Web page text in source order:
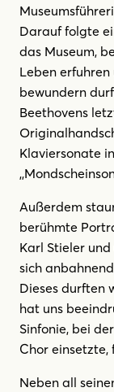
Darauf folgte
das Museum,
Leben
bewundern
Beethovens
Klaviersonate
Außerdem
berühmte
Karl Stieler
sich
Dieses durften
hat uns
Sinfonie, bei
Chor
Neben all